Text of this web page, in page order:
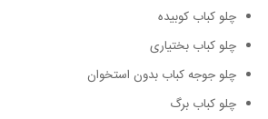
چلو کباب کوبیده
چلو کباب بختیاری
چلو جوجه کباب بدون استخوان
چلو کباب برگ